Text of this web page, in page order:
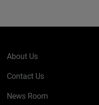
About Us
Contact Us
News Room